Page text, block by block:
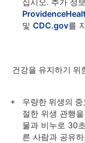
십시오. 추가 정
및 CDC.gov를
건강을 유지하기 위
우량한 위생의 중
절한 위생 관행
물과 비누로 30
른 사람과 공유